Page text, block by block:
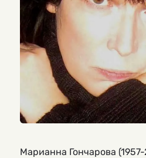
Марианна Гончарова